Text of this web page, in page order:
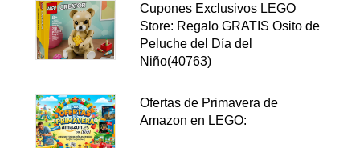
Cupones Exclusivos LEGO
Store: Regalo GRATIS Osito de
Peluche del Día del
Niño(40763)
Ofertas de Primavera de
Amazon en LEGO: